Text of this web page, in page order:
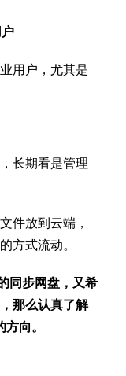
用户，尤其是
长期看是管理
件放到云端，
方式流动。
同步网盘，又希
那么认真了解
向。